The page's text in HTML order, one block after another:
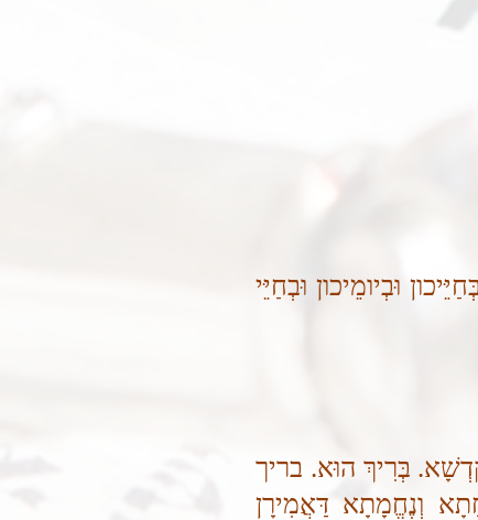
וּבְיומֵיכון וּבְחַיֵּי
בְּרִיךְ הוּא. בריך
וְנֶחֱמָתָא דַּאֲמִירָן